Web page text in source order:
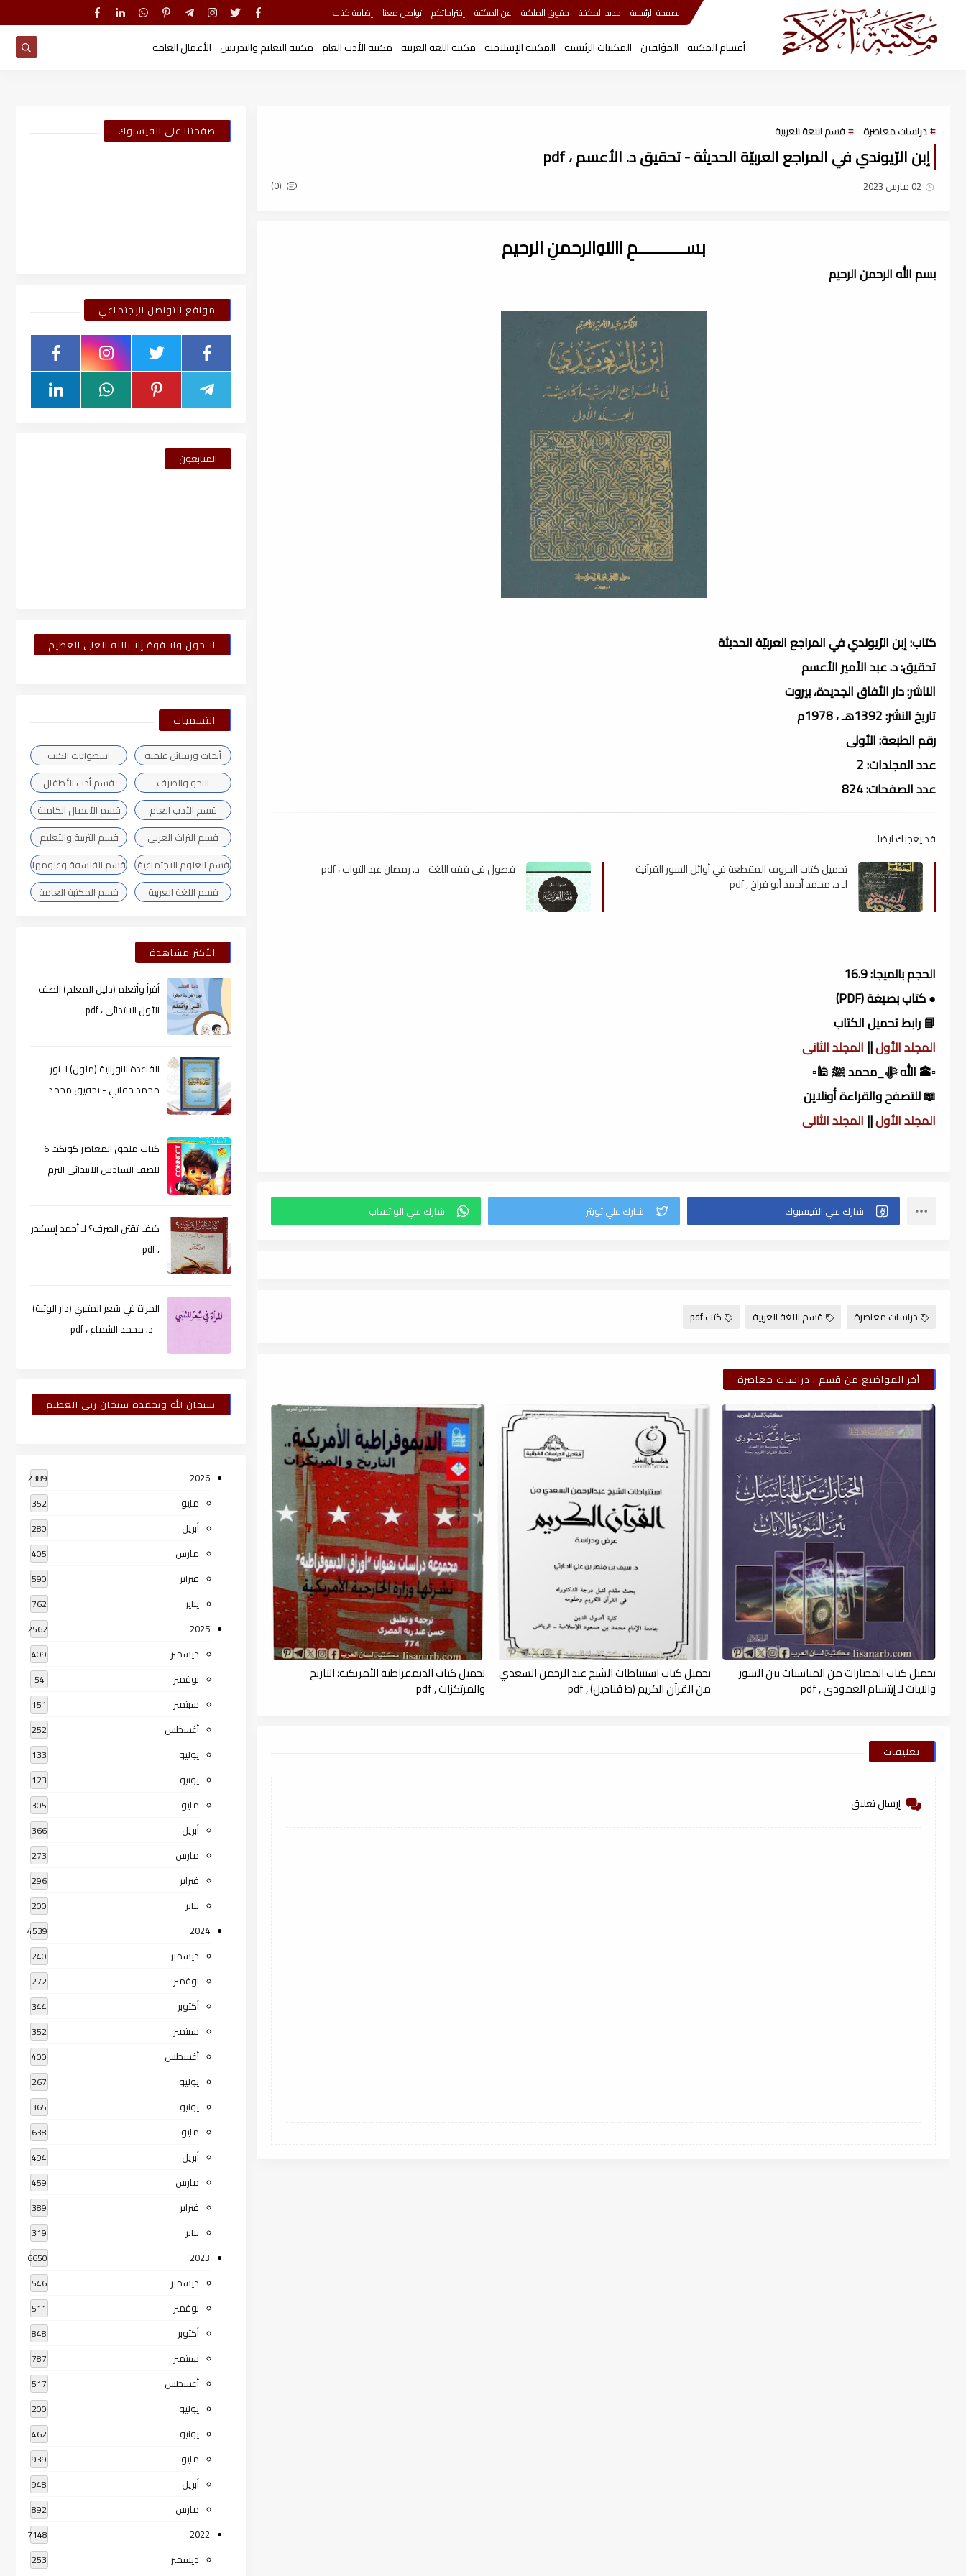
الصفحة الرئيسية جديد المكتبة حقوق الملكية عن المكتبة إقتراحاتكم تواصل معنا إضافة كتاب
أقسام المكتبة المؤلفين المكتبات الرئيسية المكتبة الإسلامية مكتبة اللغة العربية مكتبة الأدب العام مكتبة التعليم والتدريس الأعمال العامة
دراسات معاصرة قسم اللغة العربية
إبن الرّيوندي في المراجع العربيّة الحديثة - تحقيق د. الأعسم ، pdf
02 مارس 2023 (0)
بســـــــــــمِ اﷲِالرحمنِ الرحيم
بسم الله الرحمن الرحيم
كتاب: إبن الرّيوندي في المراجع العربيّة الحديثة
تحقيق: د. عبد الأمير الأعسم
الناشر: دار الأفاق الجديدة، بيروت
تاريخ النشر: 1392هـ ، 1978م
رقم الطبعة: الأولى
عدد المجلدات: 2
عدد الصفحات: 824
قد يعجبك ايضا
تحميل كتاب الحروف المقطعة في أوائل السور القرآنية
لـ د. محمد أحمد أبو فراخ , pdf
فصول فى فقه اللغة - د. رمضان عبد التواب ، pdf
الحجم بالميجا: 16.9
● كتاب بصيغة (PDF)
📘 رابط تحميل الكتاب
المجلد الأول||المجلد الثانى
▫️🕋 الله ﷻ_محمد ﷺ 🕌▫️
📖 للتصفح والقراءة أونلاين
المجلد الأول||المجلد الثانى
دراسات معاصرة قسم اللغة العربية كتب pdf
أخر المواضيع من قسم : دراسات معاصرة
تحميل كتاب المختارات من المناسبات بين السور
والآيات لـ إيتسام العمودى , pdf
تحميل كتاب استنباطات الشيخ عبد الرحمن السعدي
من القرآن الكريم (ط قناديل) , pdf
تحميل كتاب الديمقراطية الأمريكية؛ التاريخ
والمرتكزات , pdf
تعليقات
إرسال تعليق
صفحتنا على الفيسبوك
مواقع التواصل الإجتماعي
المتابعون
لا حول ولا قوة إلا بالله العلى العظيم
التسميات
أبحاث ورسائل علمية
اسطوانات الكتب
النحو والصرف
قسم أدب الأطفال
قسم الأدب العام
قسم الأعمال الكاملة
قسم التراث العربى
قسم التربية والتعليم
قسم العلوم الاجتماعية
قسم الفلسفة وعلومها
قسم اللغة العربية
قسم المكتبة العامة
الأكثر مشاهدة
أقرأ وأتعلم (دليل المعلم) الصف
الأول الابتدائى ، pdf
القاعدة النورانية (ملون) لـ نور
محمد حقاني - تحقيق محمد
كتاب ملحق المعاصر كونكت 6
للصف السادس الابتدائى الترم
كيف تقتن الصرف؟ لـ أحمد إسكندر
، pdf
المراة في شعر المتنبي (دار الوثبة)
- د. محمد الشماع ، pdf
سبحان الله وبحمده سبحان ربى العظيم
2026
2389
مايو 352
أبريل 280
مارس 405
فبراير 590
يناير 762
2025
2562
ديسمبر 409
نوفمبر 54
سبتمبر 151
أغسطس 252
يوليو 133
يونيو 123
مايو 305
أبريل 366
مارس 273
فبراير 296
يناير 200
2024
4539
ديسمبر 240
نوفمبر 272
أكتوبر 344
سبتمبر 352
أغسطس 400
يوليو 267
يونيو 365
مايو 638
أبريل 494
مارس 459
فبراير 389
يناير 319
2023
6650
ديسمبر 546
نوفمبر 511
أكتوبر 848
سبتمبر 787
أغسطس 517
يوليو 200
يونيو 462
مايو 939
أبريل 948
مارس 892
2022
7148
ديسمبر 253